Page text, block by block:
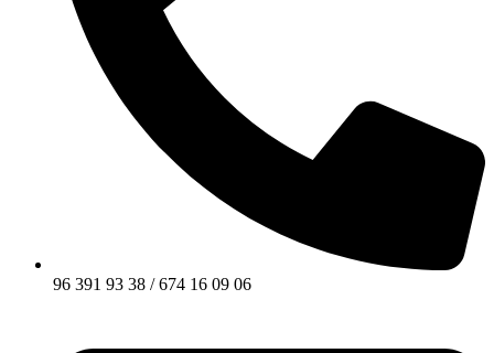
96 391 93 38 / 674 16 09 06